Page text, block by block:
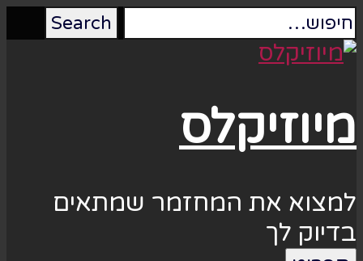
מיוזיקלס
למצוא את המחזמר שמתאים
בדיוק לך